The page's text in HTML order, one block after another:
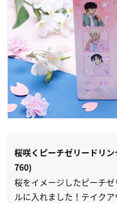
桜咲くピーチゼリードリ
760)
桜をイメージしたピーチ
ルに入れました！テイクア